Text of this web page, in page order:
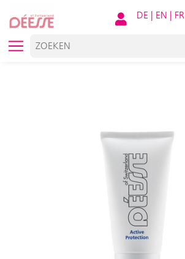
DE | EN | FR